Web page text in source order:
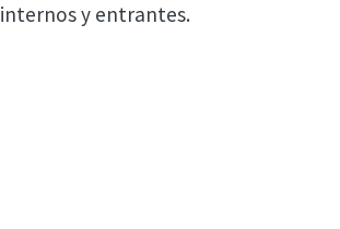
internos y entrantes.